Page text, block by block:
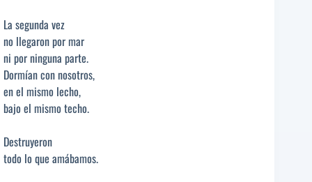
La segunda vez
no llegaron por mar
ni por ninguna parte.
Dormían con nosotros,
en el mismo lecho,
bajo el mismo techo.
Destruyeron
todo lo que amábamos.